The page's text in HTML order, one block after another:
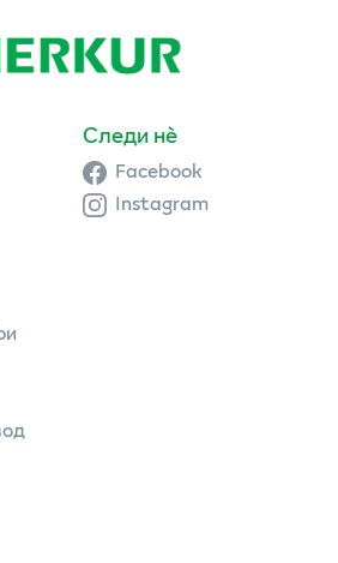
Следи нè
Facebook
Instagram